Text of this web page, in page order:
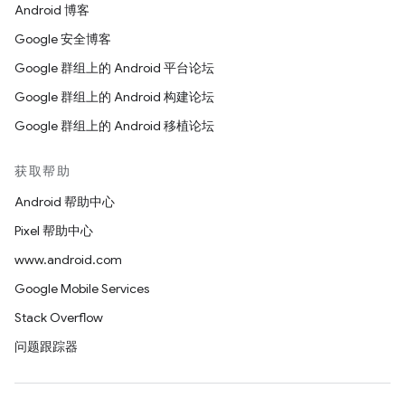
Android 博客
Google 安全博客
Google 群组上的 Android 平台论坛
Google 群组上的 Android 构建论坛
Google 群组上的 Android 移植论坛
获取帮助
Android 帮助中心
Pixel 帮助中心
www.android.com
Google Mobile Services
Stack Overflow
问题跟踪器